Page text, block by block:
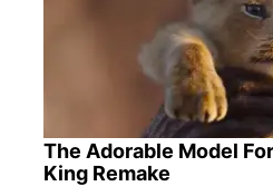
The Adorable Model
King Remake